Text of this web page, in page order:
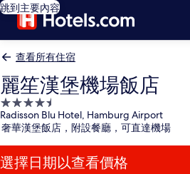
跳到主要內容
查看所有住宿
麗笙漢堡機場飯店
4.5
星
級
住
宿
Radisson Blu Hotel, Hamburg Airport
奢華漢堡飯店，附設餐廳，可直達機場
選擇日期以查看價格